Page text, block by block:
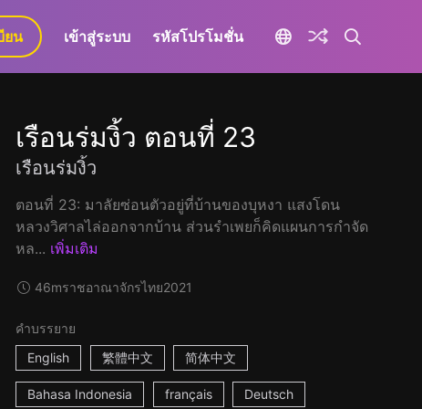
ยน เข้าสู่ระบบ รหัสโปรโมชั่น
เรือนร่มงิ้ว ตอนที่ 23
เรือนร่มงิ้ว
ตอนที่ 23: มาลัยซ่อนตัวอยู่ที่บ้านของบุหงา แสงโดน
หลวงวิศาลไล่ออกจากบ้าน ส่วนรำเพยก็คิดแผนการกำจัด
หล... เพิ่มเติม
46mราชอาณาจักรไทย2021
คำบรรยาย
English
繁體中文 简体中文
Bahasa Indonesia français Deutsch